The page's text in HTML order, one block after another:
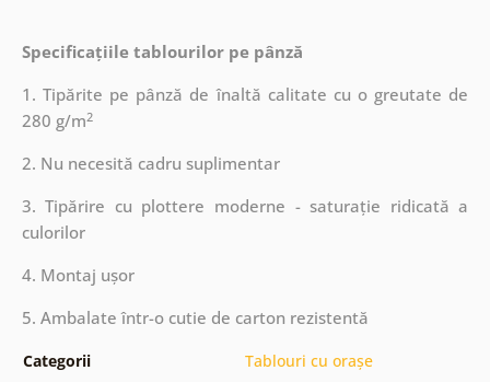
Specificațiile tablourilor pe pânză
1. Tipărite pe pânză de înaltă calitate cu o greutate de
280 g/m2
2. Nu necesită cadru suplimentar
3. Tipărire cu plottere moderne - saturație ridicată a
culorilor
4. Montaj ușor
5. Ambalate într-o cutie de carton rezistentă
Categorii Tablouri cu orașe